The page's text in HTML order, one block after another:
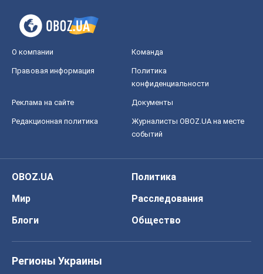
О компании Команда
Правовая информация
Политика
конфиденциальности
Реклама на сайте Документы
Редакционная политика
Журналисты OBOZ.UA на месте
событий
OBOZ.UA
Политика
Мир
Расследования
Блоги
Общество
Регионы Украины